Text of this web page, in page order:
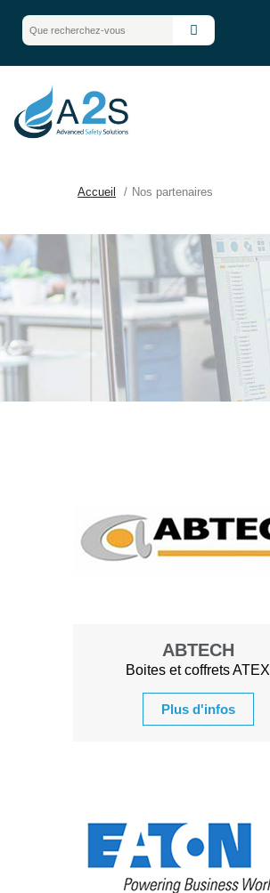
Accueil Nos partenaires
ABTECH
Boites et coffrets ATEX
Plus d'infos